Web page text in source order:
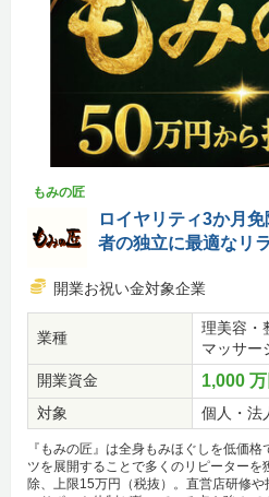
もみの匠
ロイヤリティ3か月
者の独立に最適なリ
開業お祝い金対象企業
業種
理美容・
マッサー
開業資金
1,000 万
対象 個人・法
『もみの匠』は全身もみほぐしを低価
ツを展開することで多くのリピーター
除、上限15万円（税抜）。直営店研修